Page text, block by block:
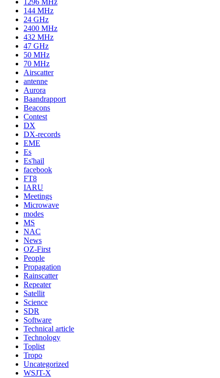
1296 MHz
144 MHz
24 GHz
2400 MHz
432 MHz
47 GHz
50 MHz
70 MHz
Airscatter
antenne
Aurora
Baandrapport
Beacons
Contest
DX
DX-records
EME
Es
Es'hail
facebook
FT8
IARU
Meetings
Microwave
modes
MS
NAC
News
OZ-First
People
Propagation
Rainscatter
Repeater
Satellit
Science
SDR
Software
Technical article
Technology
Toplist
Tropo
Uncategorized
WSJT-X